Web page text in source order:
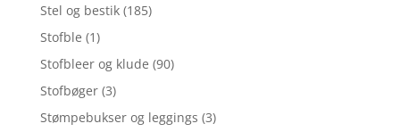
Stel og bestik (185)
Stofble (1)
Stofbleer og klude (90)
Stofbøger (3)
Stømpebukser og leggings (3)